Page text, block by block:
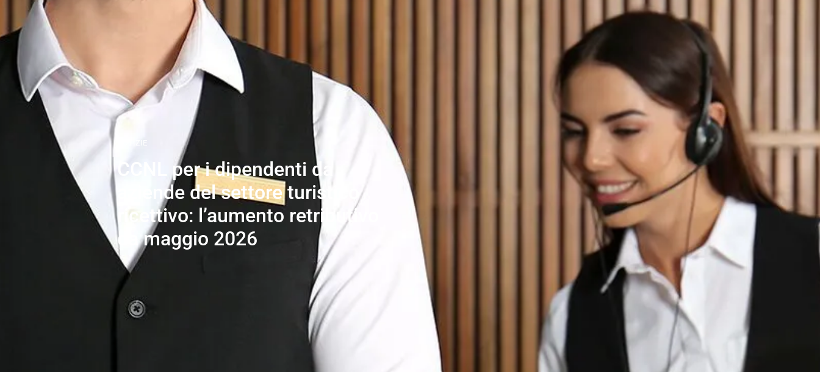
CCNL per i dipendenti da
aziende del settore turistico
ricettivo: l’aumento retributivo
da maggio 2026